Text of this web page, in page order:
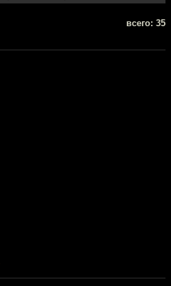
всего: 35